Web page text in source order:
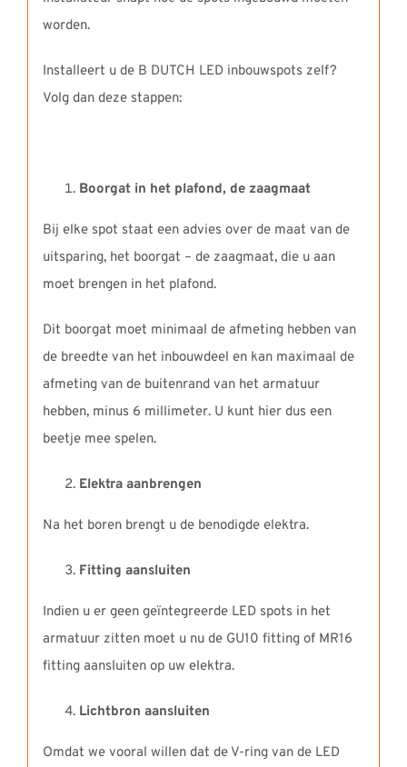
worden.
Installeert u de B DUTCH LED inbouwspots zelf?
Volg dan deze stappen:
Boorgat in het plafond, de zaagmaat
Bij elke spot staat een advies over de maat van de
uitsparing, het boorgat – de zaagmaat, die u aan
moet brengen in het plafond.
Dit boorgat moet minimaal de afmeting hebben van
de breedte van het inbouwdeel en kan maximaal de
afmeting van de buitenrand van het armatuur
hebben, minus 6 millimeter. U kunt hier dus een
beetje mee spelen.
Elektra aanbrengen
Na het boren brengt u de benodigde elektra.
Fitting aansluiten
Indien u er geen geïntegreerde LED spots in het
armatuur zitten moet u nu de GU10 fitting of MR16
fitting aansluiten op uw elektra.
Lichtbron aansluiten
Omdat we vooral willen dat de V-ring van de LED